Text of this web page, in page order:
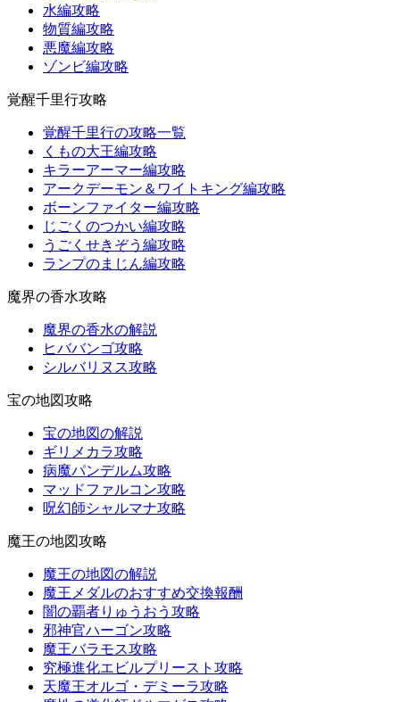
水編攻略
物質編攻略
悪魔編攻略
ゾンビ編攻略
覚醒千里行攻略
覚醒千里行の攻略一覧
くもの大王編攻略
キラーアーマー編攻略
アークデーモン＆ワイトキング編攻略
ボーンファイター編攻略
じごくのつかい編攻略
うごくせきぞう編攻略
ランプのまじん編攻略
魔界の香水攻略
魔界の香水の解説
ヒババンゴ攻略
シルバリヌス攻略
宝の地図攻略
宝の地図の解説
ギリメカラ攻略
病魔パンデルム攻略
マッドファルコン攻略
呪幻師シャルマナ攻略
魔王の地図攻略
魔王の地図の解説
魔王メダルのおすすめ交換報酬
闇の覇者りゅうおう攻略
邪神官ハーゴン攻略
魔王バラモス攻略
究極進化エビルプリースト攻略
天魔王オルゴ・デミーラ攻略